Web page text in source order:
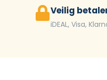
Veilig
iDEAL, Visa,